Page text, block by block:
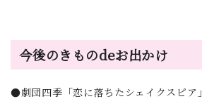
今後のきものdeお出かけ
●劇団四季「恋に落ちたシェイクスピア」